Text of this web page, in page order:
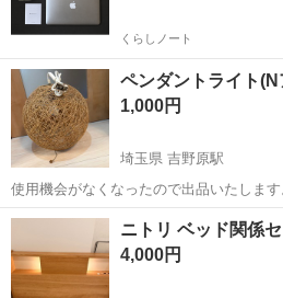
くらしノート
ペンダントライト
1,000円
埼玉県 吉野原駅
使用機会がなくなったので出品いたします。 ●ナチュラルで温か
ある空間を ●長さを調節できるプルコードスイッチ
売)】 白熱電球、LED電球専用、電球形蛍
下)×1個 【...
埼玉 上尾市 吉野原駅 照明器具
ニトリ ベッド関係
4,000円